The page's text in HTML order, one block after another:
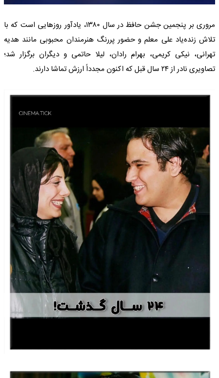
مروری بر پنجمین جشن حافظ در سال ۱۳۸۰، یادآور روزهایی است که با
تلاش زنده‌یاد علی معلم و حضور پررنگ هنرمندان محبوبی مانند هدیه
تهرانی، نیکی کریمی، بهرام رادان، لیلا حاتمی و دیگران برگزار شد؛
تصاویری نادر از ۲۴ سال قبل که اکنون مجدداً ارزش تماشا دارند.